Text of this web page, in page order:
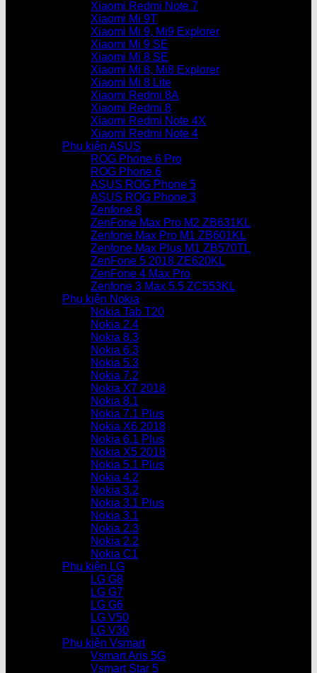
Xiaomi Redmi Note 7
Xiaomi Mi 9T
Xiaomi Mi 9, Mi9 Explorer
Xiaomi Mi 9 SE
Xiaomi Mi 8 SE
Xiaomi Mi 8, Mi8 Explorer
Xiaomi Mi 8 Lite
Xiaomi Redmi 8A
Xiaomi Redmi 8
Xiaomi Redmi Note 4X
Xiaomi Redmi Note 4
Phụ kiện ASUS
ROG Phone 6 Pro
ROG Phone 6
ASUS ROG Phone 5
ASUS ROG Phone 3
Zenfone 8
ZenFone Max Pro M2 ZB631KL
Zenfone Max Pro M1 ZB601KL
Zenfone Max Plus M1 ZB570TL
ZenFone 5 2018 ZE620KL
ZenFone 4 Max Pro
Zenfone 3 Max 5.5 ZC553KL
Phụ kiện Nokia
Nokia Tab T20
Nokia 2.4
Nokia 8.3
Nokia 6.3
Nokia 5.3
Nokia 7.2
Nokia X7 2018
Nokia 8.1
Nokia 7.1 Plus
Nokia X6 2018
Nokia 6.1 Plus
Nokia X5 2018
Nokia 5.1 Plus
Nokia 4.2
Nokia 3.2
Nokia 3.1 Plus
Nokia 3.1
Nokia 2.3
Nokia 2.2
Nokia C1
Phụ kiện LG
LG G8
LG G7
LG G6
LG V50
LG V30
Phụ kiện Vsmart
Vsmart Aris 5G
Vsmart Star 5